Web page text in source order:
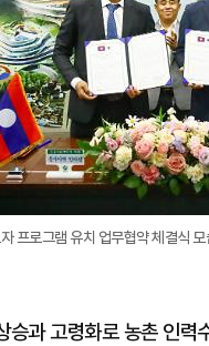
프로그램 유치 업무협약 체결식
과 고령화로 농촌 인력